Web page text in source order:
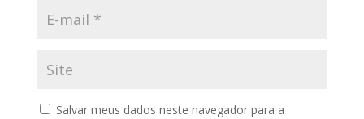
Salvar meus dados neste navegador para a